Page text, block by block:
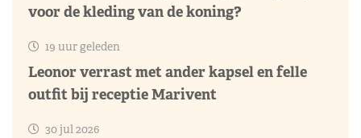
voor de kleding van de koning?
19 uur geleden
Leonor verrast met ander kapsel en felle
outfit bij receptie Marivent
30 jul 2026